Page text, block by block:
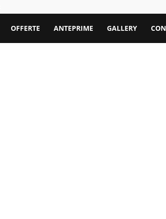
OFFERTE ANTEPRIME GALLERY